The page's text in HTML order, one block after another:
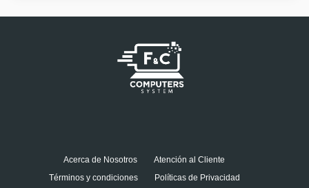
Acerca de Nosotros
Atención al Cliente
Términos y condiciones
Políticas de Privacidad